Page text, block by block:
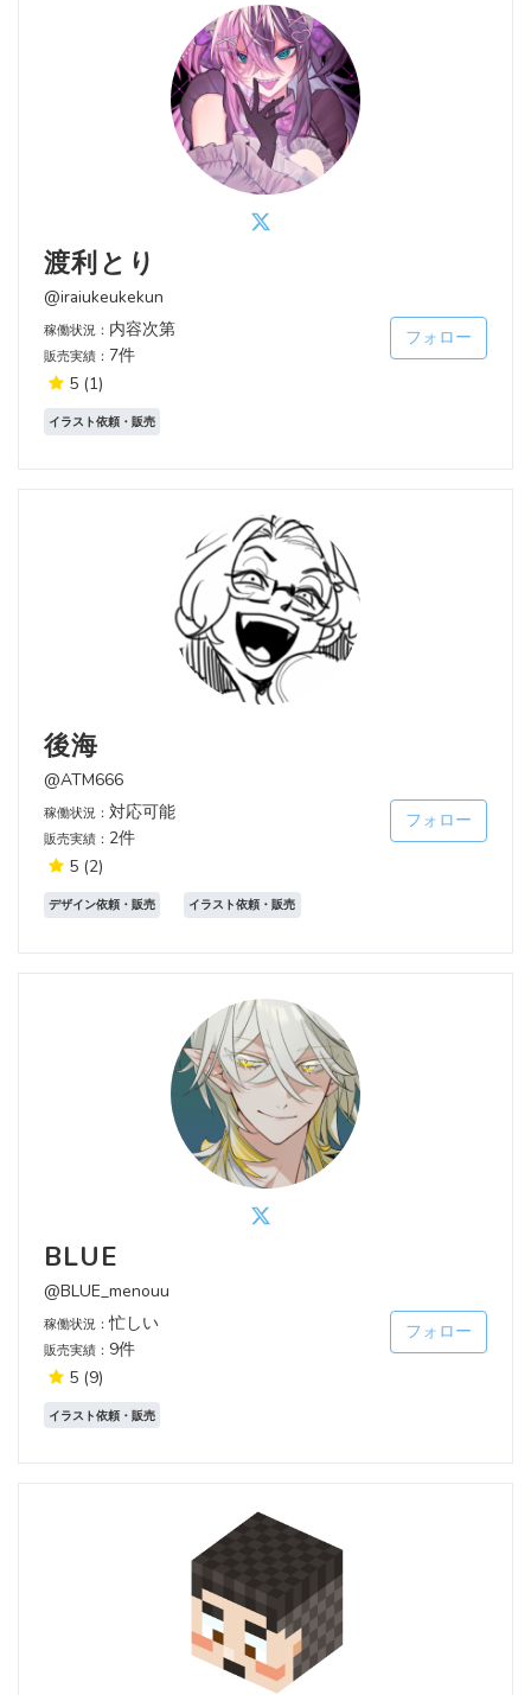
渡利とり
@iraiukeukekun
稼働状況： 内容次第
販売実績： 7件
5 (1)
フォロー
イラスト依頼・販売
後海
@ATM666
稼働状況： 対応可能
販売実績： 2件
5 (2)
フォロー
デザイン依頼・販売 イラスト依頼・販売
BLUE
@BLUE_menouu
稼働状況：忙しい
販売実績： 9件
5 (9)
フォロー
イラスト依頼・販売